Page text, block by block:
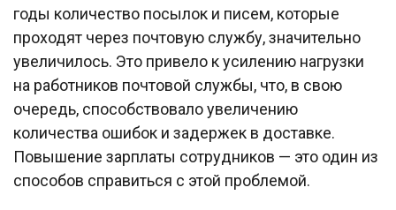
годы количество посылок и писем, которые
проходят через почтовую службу, значительно
увеличилось. Это привело к усилению нагрузки
на работников почтовой службы, что, в свою
очередь, способствовало увеличению
количества ошибок и задержек в доставке.
Повышение зарплаты сотрудников — это один из
способов справиться с этой проблемой.